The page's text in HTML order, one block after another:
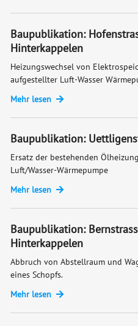
Baupublikation:
Hinterkappelen
Heizungswechsel von
aufgestellter Luft-Wasser
Mehr lesen
Baupublikation:
Ersatz der bestehenden
Luft/Wasser-Wärmepumpe
Mehr lesen
Baupublikation:
Hinterkappelen
Abbruch von Abstellraum und
eines Schopfs.
Mehr lesen